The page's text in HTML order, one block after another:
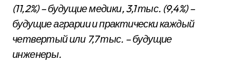
(11,2%) – будущие медики, 3,1 тыс. (9,4%) –
будущие аграрии и практически каждый
четвертый или 7,7 тыс. – будущие
инженеры.